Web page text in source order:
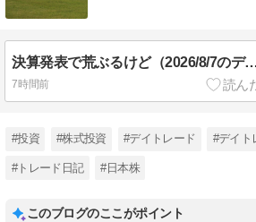
決算発表で荒ぶるけど（2026/8/7のデ
7時間前
#投資 #株式投資 #デイトレード #デイト
#トレード日記 #日本株
このブログのここがポイント